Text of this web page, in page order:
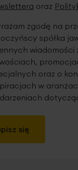
oraz
się
zgodę na
spółka
oraz o
w